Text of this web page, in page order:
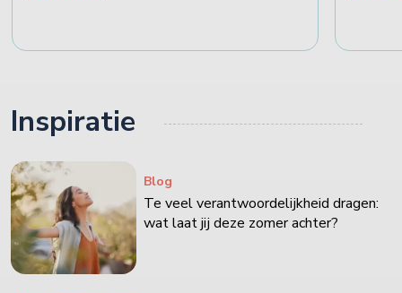
Inspiratie
Blog
Te veel verantwoordelijkheid dragen:
wat laat jij deze zomer achter?